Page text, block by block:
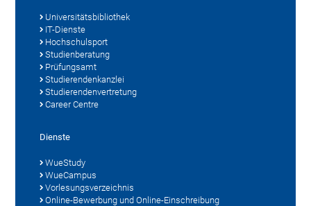
Universitätsbibliothek
IT-Dienste
Hochschulsport
Studienberatung
Prüfungsamt
Studierendenkanzlei
Studierendenvertretung
Career Centre
Dienste
WueStudy
WueCampus
Vorlesungsverzeichnis
Online-Bewerbung und Online-Einschreibung